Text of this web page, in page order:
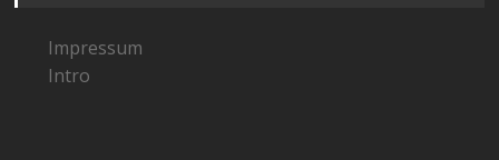
Impressum
Intro